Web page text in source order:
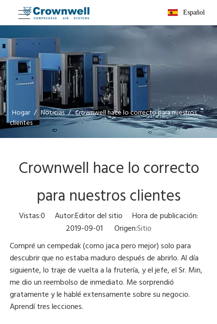
Español
Hogar / Noticias / Crownwell hace lo correcto para nuestros
clientes
Crownwell hace lo correcto
para nuestros clientes
Vistas:0 Autor:Editor del sitio Hora de publicación:
2019-09-01 Origen:Sitio
Compré un cempedak (como jaca pero mejor) solo para
descubrir que no estaba maduro después de abrirlo. Al día
siguiente, lo traje de vuelta a la frutería, y el jefe, el Sr. Min,
me dio un reembolso de inmediato. Me sorprendió
gratamente y le hablé extensamente sobre su negocio.
Aprendí tres lecciones.